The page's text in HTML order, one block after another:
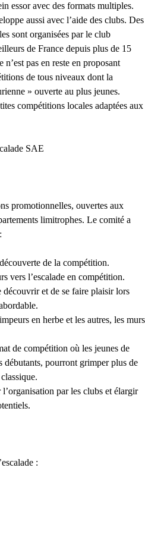
essor avec des formats multiples.
aussi avec l’aide des clubs. Des
sont organisées par le club
de France depuis plus de 15
pas en reste en proposant
de tous niveaux dont la
» ouverte au plus jeunes.
compétitions locales adaptées aux
promotionnelles, ouvertes aux
limitrophes. Le comité a
de la compétition.
vers l’escalade en compétition.
découvrir et de se faire plaisir lors
en herbe et les autres, les murs
de compétition où les jeunes de
débutants, pourront grimper plus de
par les clubs et élargir
: